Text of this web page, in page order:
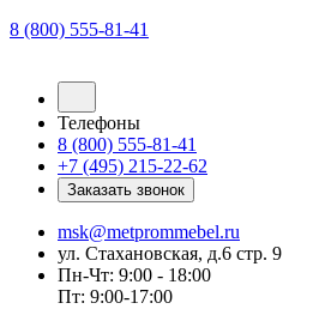
8 (800) 555-81-41
Телефоны
8 (800) 555-81-41
+7 (495) 215-22-62
Заказать звонок
msk@metprommebel.ru
ул. Стахановская, д.6 стр. 9
Пн-Чт: 9:00 - 18:00
Пт: 9:00-17:00